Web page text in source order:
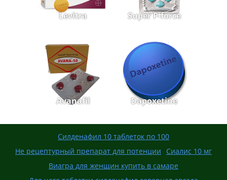
Levitra Super P-force
Avanafil Dapoxetine
Силденафил 10 таблеток по 100
Не рецептурный препарат для потенции Сиалис 10 мг
Виагра для женщин купить в самаре